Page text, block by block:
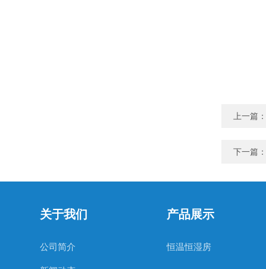
上一篇：
下一篇：
关于我们
公司简介
产品展示
恒温恒湿房